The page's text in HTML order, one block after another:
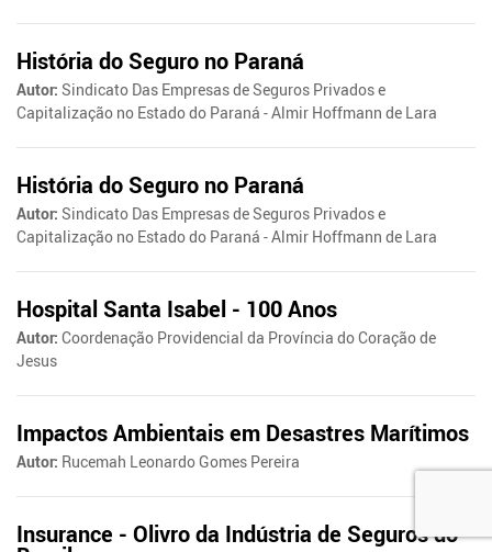
História do Seguro no Paraná
Autor: Sindicato Das Empresas de Seguros Privados e
Capitalização no Estado do Paraná - Almir Hoffmann de Lara
História do Seguro no Paraná
Autor: Sindicato Das Empresas de Seguros Privados e
Capitalização no Estado do Paraná - Almir Hoffmann de Lara
Hospital Santa Isabel - 100 Anos
Autor: Coordenação Providencial da Província do Coração de
Jesus
Impactos Ambientais em Desastres Marítimos
Autor: Rucemah Leonardo Gomes Pereira
Insurance - Olivro da Indústria de Seguros do